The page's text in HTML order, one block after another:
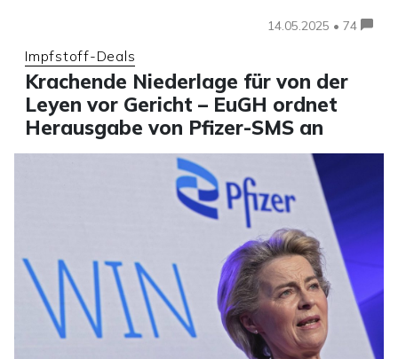
14.05.2025 • 74
Impfstoff-Deals
Krachende Niederlage für von der
Leyen vor Gericht – EuGH ordnet
Herausgabe von Pfizer-SMS an